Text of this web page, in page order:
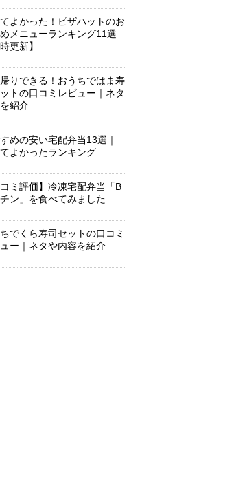
よかった！ピザハットのお
メニューランキング11選
更新】
りできる！おうちではま寿
トの口コミレビュー｜ネタ
紹介
めの安い宅配弁当13選｜
よかったランキング
コミ評価】冷凍宅配弁当「B
ン」を食べてみました
でくら寿司セットの口コミ
ー｜ネタや内容を紹介